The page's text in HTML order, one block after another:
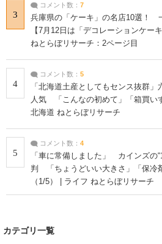
3
コメント数： 7
兵庫県の「ケーキ」の名店10選！
【7月12日は「デコレーションケー
ねとらぼリサーチ：2ページ目
4
コメント数： 5
「北海道土産としてもセンス抜群」
人気 「こんなの初めて」「箱買い
北海道 ねとらぼリサーチ
5
コメント数： 4
「車に常備しました」 カインズの
判 「ちょうどいい大きさ」「保冷
（1/5） | ライフ ねとらぼリサーチ
カテゴリ一覧